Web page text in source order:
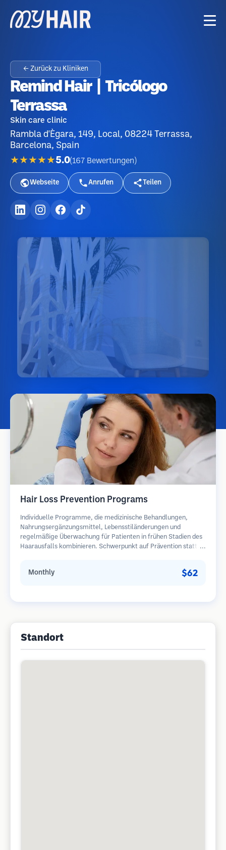
← Zurück zu Kliniken
Remind Hair | Tricólogo
Terrassa
Skin care clinic
Rambla d'Ègara, 149, Local, 08224 Terrassa,
Barcelona, Spain
★★★★★5.0(167 Bewertungen )
Webseite Anrufen Teilen
Hair Loss Prevention Programs
Individuelle Programme, die medizinische Behandlungen,
Nahrungsergänzungsmittel, Lebensstiländerungen und
regelmäßige Überwachung für Patienten in frühen Stadien des
Haarausfalls kombinieren. Schwerpunkt auf Prävention statt
Monthly $62
Standort